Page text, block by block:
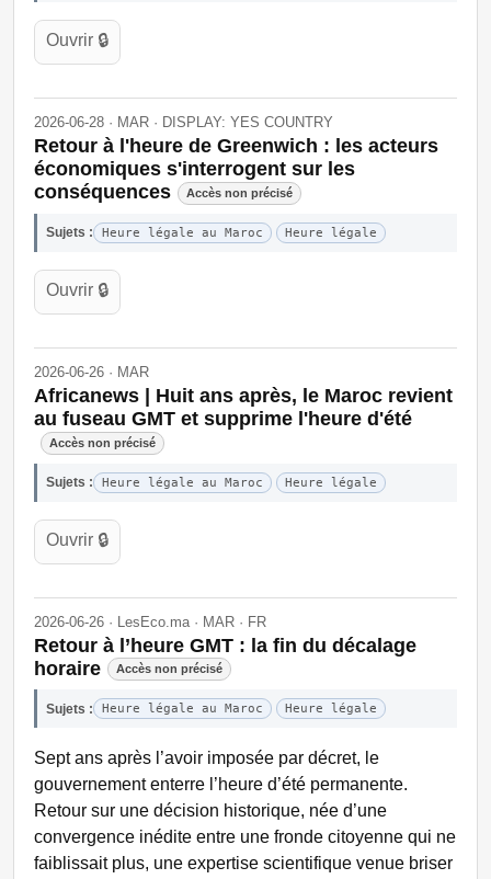
Ouvrir 🔒
2026-06-28 · MAR · DISPLAY: YES COUNTRY
Retour à l'heure de Greenwich : les acteurs
économiques s'interrogent sur les
conséquences
Accès non précisé
Sujets : Heure légale au Maroc Heure légale
Ouvrir 🔒
2026-06-26 · MAR
Africanews | Huit ans après, le Maroc revient
au fuseau GMT et supprime l'heure d'été
Accès non précisé
Sujets : Heure légale au Maroc Heure légale
Ouvrir 🔒
2026-06-26 · LesEco.ma · MAR · FR
Retour à l’heure GMT : la fin du décalage
horaire
Accès non précisé
Sujets : Heure légale au Maroc Heure légale
Sept ans après l’avoir imposée par décret, le
gouvernement enterre l’heure d’été permanente.
Retour sur une décision historique, née d’une
convergence inédite entre une fronde citoyenne qui ne
faiblissait plus, une expertise scientifique venue briser